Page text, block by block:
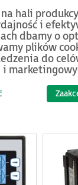
-
DO
0-20mA);
2.25",
(24VDC),
zasilanie
Netto
3580
hali
i
dbamy o
plików
do
i